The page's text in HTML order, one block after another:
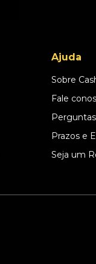
Ajuda
Sobre
Fale
Prazos e
Seja um